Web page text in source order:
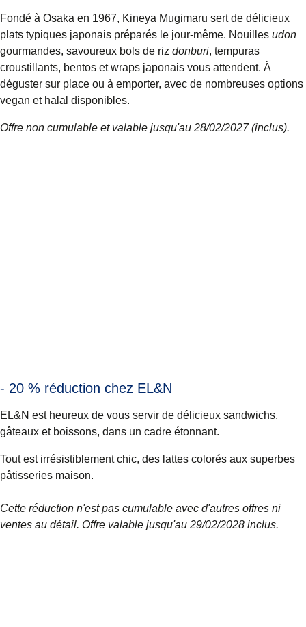
Fondé à Osaka en 1967, Kineya Mugimaru sert de délicieux
plats typiques japonais préparés le jour-même. Nouilles udon
gourmandes, savoureux bols de riz donburi, tempuras
croustillants, bentos et wraps japonais vous attendent. À
déguster sur place ou à emporter, avec de nombreuses options
vegan et halal disponibles.
Offre non cumulable et valable jusqu'au 28/02/2027 (inclus).
- 20 % réduction chez EL&N
EL&N est heureux de vous servir de délicieux sandwichs,
gâteaux et boissons, dans un cadre étonnant.
Tout est irrésistiblement chic, des lattes colorés aux superbes
pâtisseries maison.
Cette réduction n'est pas cumulable avec d'autres offres ni
ventes au détail. Offre valable jusqu'au 29/02/2028 inclus.